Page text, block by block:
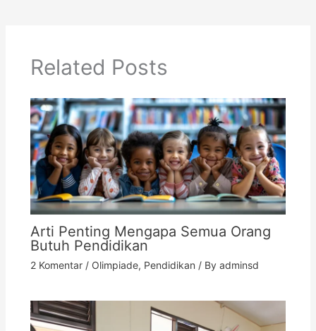
Related Posts
Arti Penting Mengapa Semua Orang
Butuh Pendidikan
2 Komentar / Olimpiade, Pendidikan / By adminsd